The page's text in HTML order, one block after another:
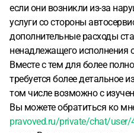
если они возникли из-за
услуги со стороны
дополнительные расходы
ненадлежащего исполнения
Вместе с тем для более
требуется более детальное
том числе возможно с
Вы можете обратиться ко
pravoved.ru/private/chat/